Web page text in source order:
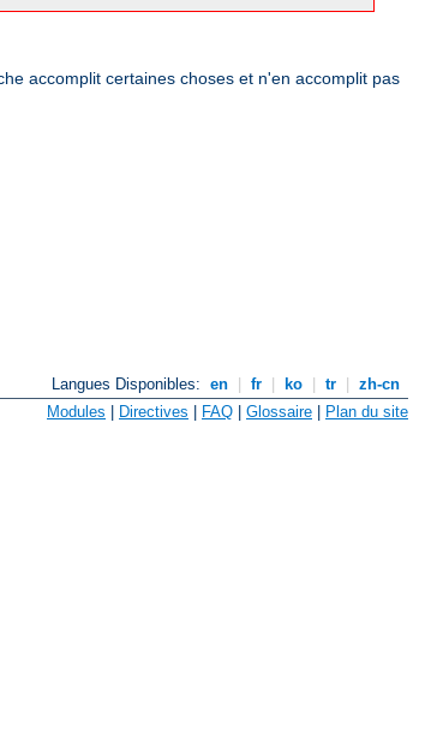
accomplit certaines choses et n'en accomplit pas
Langues Disponibles: en fr ko tr
zh-cn
Modules | Directives | FAQ | Glossaire | Plan du site